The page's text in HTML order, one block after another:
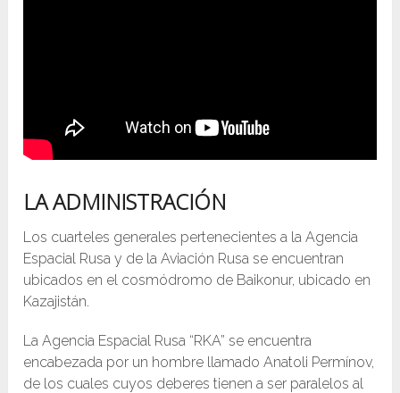
LA ADMINISTRACIÓN
Los cuarteles generales pertenecientes a la Agencia
Espacial Rusa y de la Aviación Rusa se encuentran
ubicados en el cosmódromo de Baikonur, ubicado en
Kazajistán.
La Agencia Espacial Rusa “RKA” se encuentra
encabezada por un hombre llamado Anatoli Permínov,
de los cuales cuyos deberes tienen a ser paralelos al